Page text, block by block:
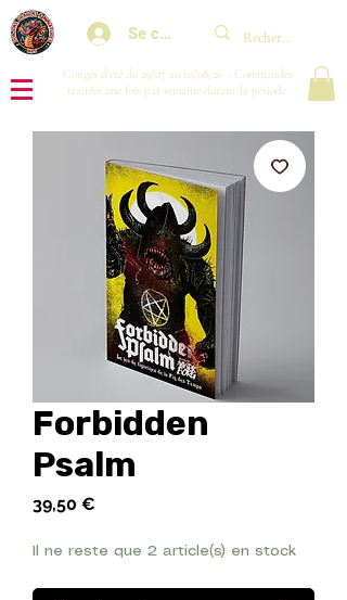
Se connecter
Congés d'été du 29/07 au 10/08/26 : Commandes
traitées une fois par semaine durant la période.
Forbidden
Psalm
39,50 €
Il ne reste que 2 article(s) en stock